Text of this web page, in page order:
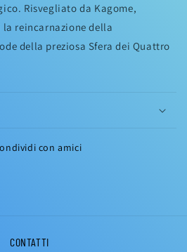
Risvegliato da Kagome,
reincarnazione della
della preziosa Sfera dei Quattro
con amici
CONTATTI